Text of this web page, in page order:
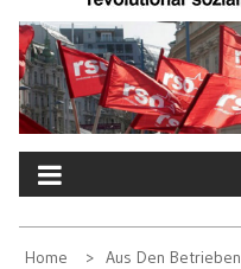
Home Aus Den Betrieben